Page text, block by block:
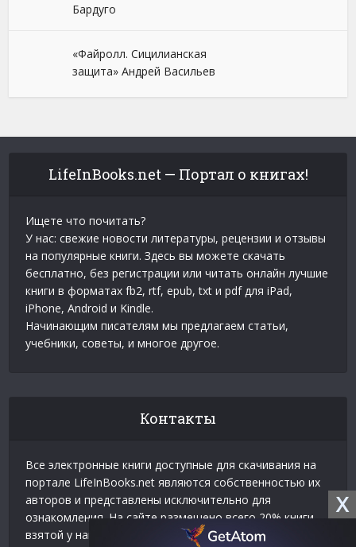
X
Бардуго
«Файролл. Сицилианская
защита» Андрей Васильев
LifeInBooks.net — Портал о книгах!
Ищете что почитать?
У нас: свежие новости литературы, рецензии и отзывы
на популярные книги. Здесь вы можете скачать
бесплатно, без регистрации или читать онлайн лучшие
книги в форматах fb2, rtf, epub, txt и pdf для iPad,
iPhone, Android и Kindle.
Начинающим писателям мы предлагаем статьи,
учебники, советы, и многое другое.
Контакты
Все электронные книги доступные для скачивания на
портале LifeInBooks.net являются собственностью их
авторов и представлены исключительно для
ознакомления. На сайте размещено всего 20% книги
взятой у нашего партнера
Официальное разрешение